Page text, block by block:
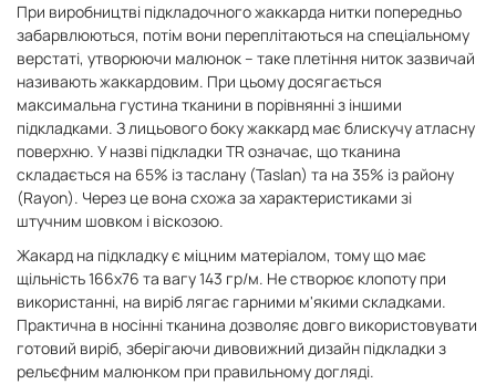
При виробництві підкладочного жаккарда нитки попередньо
забарвлюються, потім вони переплітаються на спеціальному
верстаті, утворюючи малюнок – таке плетіння ниток зазвичай
називають жаккардовим. При цьому досягається
максимальна густина тканини в порівнянні з іншими
підкладками. З лицьового боку жаккард має блискучу атласну
поверхню. У назві підкладки TR означає, що тканина
складається на 65% із таслану (Taslan) та на 35% із району
(Rayon). Через це вона схожа за характеристиками зі
штучним шовком і віскозою.
Жакард на підкладку є міцним матеріалом, тому що має
щільність 166х76 та вагу 143 гр/м. Не створює клопоту при
використанні, на виріб лягає гарними м'якими складками.
Практична в носінні тканина дозволяє довго використовувати
готовий виріб, зберігаючи дивовижний дизайн підкладки з
рельєфним малюнком при правильному догляді.